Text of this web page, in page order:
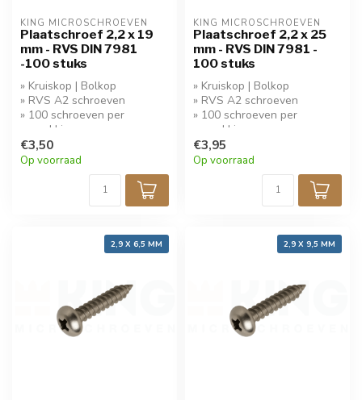
KING MICROSCHROEVEN
Plaatschroef 2,2 x 19
mm - RVS DIN 7981
-100 stuks
» Kruiskop | Bolkop
» RVS A2 schroeven
» 100 schroeven per
verpakking
» Koop 5 stuks krijg 10%
korting!
€3,50
Op voorraad
KING MICROSCHROEVEN
Plaatschroef 2,2 x 25
mm - RVS DIN 7981 -
100 stuks
» Kruiskop | Bolkop
» RVS A2 schroeven
» 100 schroeven per
verpakking
» Koop 5 stuks krijg 10%
korting!
€3,95
Op voorraad
2,9 X 6,5 MM 2,9 X 9,5 MM